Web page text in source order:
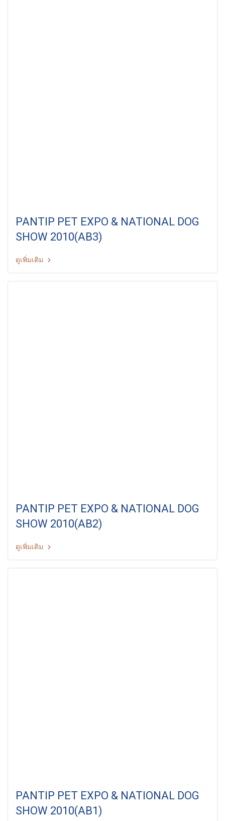
PANTIP PET EXPO & NATIONAL DOG
SHOW 2010(AB3)
ดูเพิ่มเติม
PANTIP PET EXPO & NATIONAL DOG
SHOW 2010(AB2)
ดูเพิ่มเติม
PANTIP PET EXPO & NATIONAL DOG
SHOW 2010(AB1)